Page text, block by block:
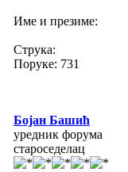
Име и презиме:
Струка:
Поруке: 731
Бојан Башић
уредник форума
староседелац